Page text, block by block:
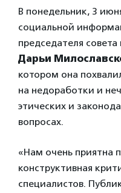
В понедельник, 3
социальной
председателя
Дарьи
котором она
на недоработки и
этических и
вопросах.
«Нам очень приятна
конструктивная
специалистов.